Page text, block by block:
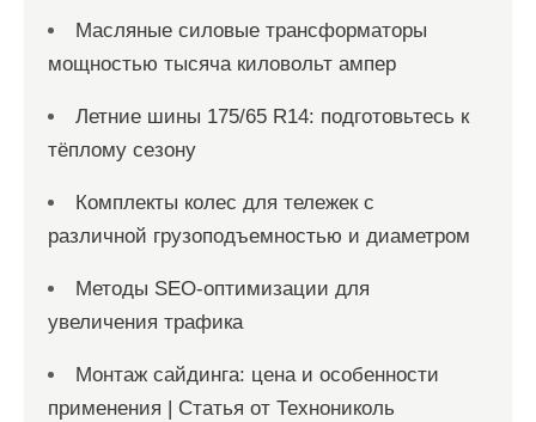
Масляные силовые трансформаторы
мощностью тысяча киловольт ампер
Летние шины 175/65 R14: подготовьтесь к
тёплому сезону
Комплекты колес для тележек с
различной грузоподъемностью и диаметром
Методы SEO-оптимизации для
увеличения трафика
Монтаж сайдинга: цена и особенности
применения | Статья от Технониколь